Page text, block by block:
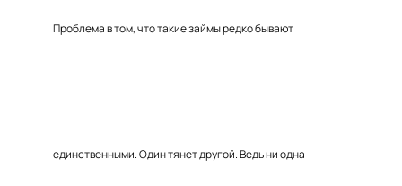
Проблема в том, что такие займы редко бывают
единственными. Один тянет другой. Ведь ни одна